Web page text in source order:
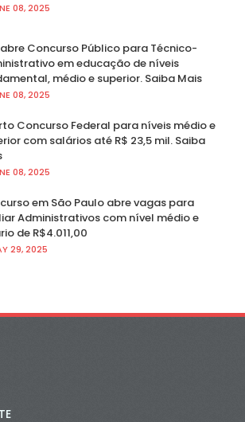
08, 2025
abre Concurso Público para Técnico-
em educação de níveis
médio e superior. Saiba Mais
08, 2025
Concurso Federal para níveis médio e
com salários até R$ 23,5 mil. Saiba
08, 2025
em São Paulo abre vagas para
Administrativos com nível médio e
de R$4.011,00
29, 2025